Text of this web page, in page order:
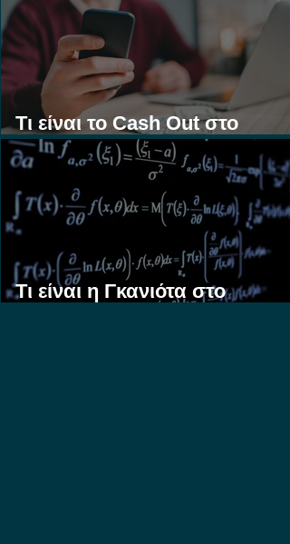
Τι είναι το Cash Out στο
Στοίχημα;
Τι είναι η Γκανιότα στο